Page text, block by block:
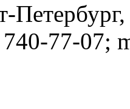
77-07;